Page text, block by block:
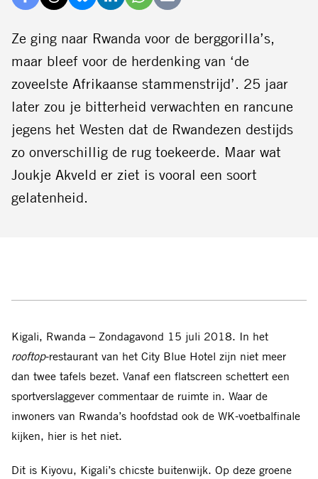
Delen
Facebook
Delen
Threads
Delen
Bluesky
Delen
LinkedIn
Delen
Whatsapp
Delen
E-
mail
Ze ging naar Rwanda voor de berggorilla’s,
maar bleef voor de herdenking van ‘de
zoveelste Afrikaanse stammenstrijd’. 25 jaar
later zou je bitterheid verwachten en rancune
jegens het Westen dat de Rwandezen destijds
zo onverschillig de rug toekeerde. Maar wat
Joukje Akveld er ziet is vooral een soort
gelatenheid.
Kigali, Rwanda – Zondagavond 15 juli 2018. In het
rooftop-restaurant van het City Blue Hotel zijn niet meer
dan twee tafels bezet. Vanaf een flatscreen schettert een
sportverslaggever commentaar de ruimte in. Waar de
inwoners van Rwanda’s hoofdstad ook de WK-voetbalfinale
kijken, hier is het niet.
Dit is Kiyovu, Kigali’s chicste buitenwijk. Op deze groene